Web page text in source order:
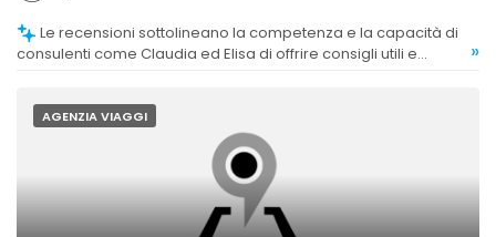
consulenti come Claudia ed Elisa di offrire consigli utili e
»
AGENZIA VIAGGI